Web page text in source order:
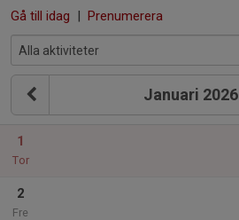
Gå till idag | Prenumerera
Januari 2026
1
Tor
2
Fre